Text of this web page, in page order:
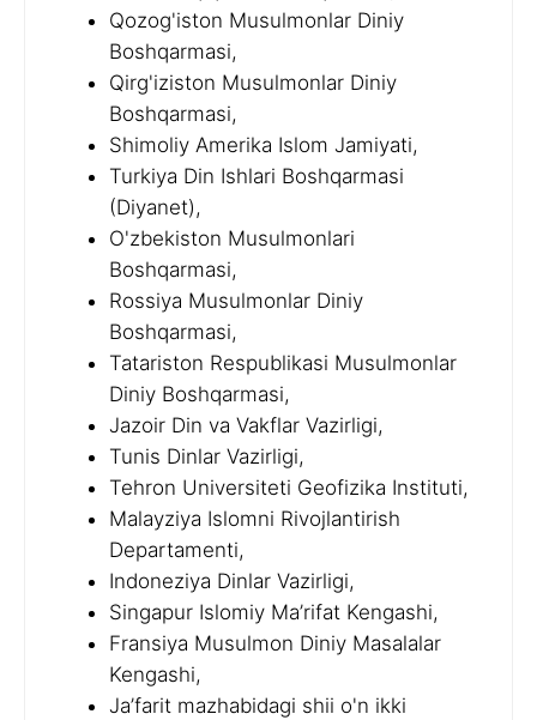
Qozog'iston Musulmonlar Diniy
Boshqarmasi,
Qirg'iziston Musulmonlar Diniy
Boshqarmasi,
Shimoliy Amerika Islom Jamiyati,
Turkiya Din Ishlari Boshqarmasi
(Diyanet),
O'zbekiston Musulmonlari
Boshqarmasi,
Rossiya Musulmonlar Diniy
Boshqarmasi,
Tatariston Respublikasi Musulmonlar
Diniy Boshqarmasi,
Jazoir Din va Vakflar Vazirligi,
Tunis Dinlar Vazirligi,
Tehron Universiteti Geofizika Instituti,
Malayziya Islomni Rivojlantirish
Departamenti,
Indoneziya Dinlar Vazirligi,
Singapur Islomiy Ma’rifat Kengashi,
Fransiya Musulmon Diniy Masalalar
Kengashi,
Ja’farit mazhabidagi shii o'n ikki